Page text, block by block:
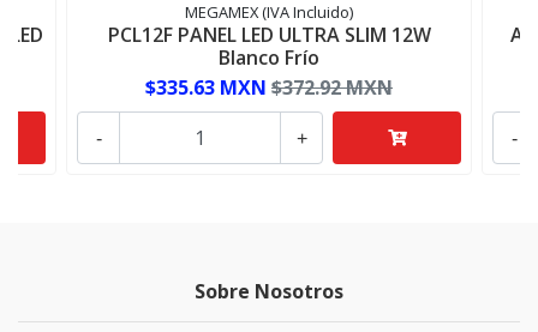
LED
MEGAMEX (IVA Incluido)
PCL12F PANEL LED ULTRA SLIM 12W
Blanco Frío
$335.63 MXN $372.92 MXN
+
- -
Sobre Nosotros